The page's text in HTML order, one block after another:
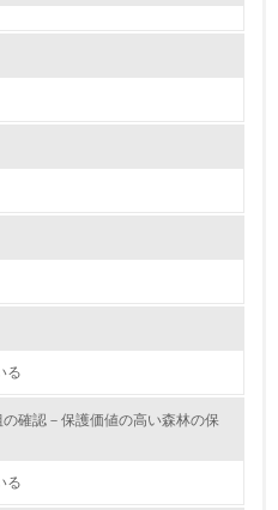
業務の中で行うべき環
を導入している
る
確認－保護価値の高い森林の保
る